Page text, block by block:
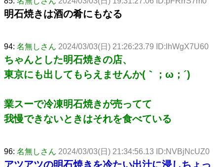
明石焼きは酒の肴にもなる
94: 名無しさん 2024/03/03(日) 21:26:23.79 ID:lhWgX7U60
ちゃんとした明石焼きの店、
東京にも出してもらえませんか(｀；ω；´)
業スーで冷凍明石焼きが売ってて
我慢できないときはそれを食べている
96: 名無しさん 2024/03/03(日) 21:34:56.13 ID:NVBjNcUZ0
アツアツの明石焼きを冷たい出汁に浸しちょっ